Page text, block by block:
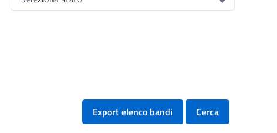
Export elenco bandi Cerca